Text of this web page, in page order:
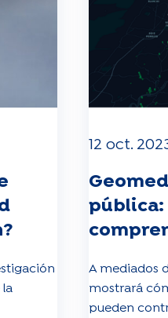
la
12 oct.
pública:
A mediados
mostrará
pueden